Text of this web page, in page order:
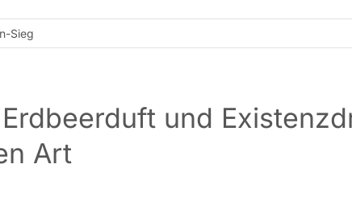
Sieg
und
Art